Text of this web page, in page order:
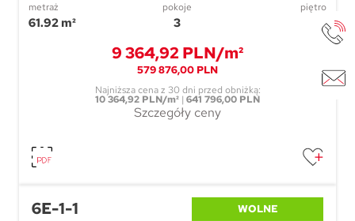
metraż
61.92 m²
pokoje
3
piętro
4
9 364,92 PLN/m²
579 876,00 PLN
Najniższa cena z 30 dni przed obniżką:
10 364,92 PLN/m² | 641 796,00 PLN
Szczegóły ceny
6E-1-1 WOLNE